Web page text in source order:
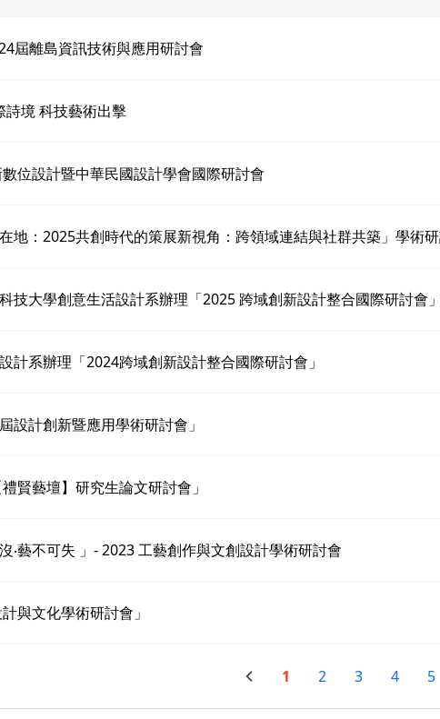
屆離島資訊技術與應用研討會
詩境 科技藝術出擊
位設計暨中華民國設計學會國際研討會
地：2025共創時代的策展新視角：跨領域連結與社群共築」學術
技大學創意生活設計系辦理「2025 跨域創新設計整合國際研討會
計系辦理「2024跨域創新設計整合國際研討會」
設計創新暨應用學術研討會」
賢藝壇】研究生論文研討會」
‧藝不可失 」- 2023 工藝創作與文創設計學術研討會
與文化學術研討會」
1 2 3 4 5